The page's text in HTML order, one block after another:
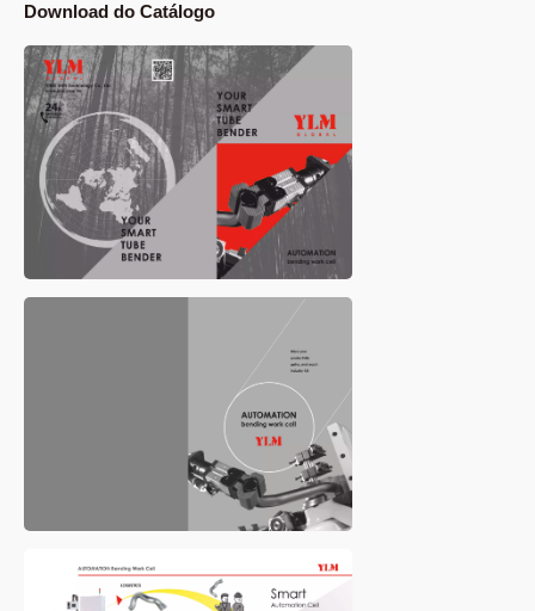
Download do Catálogo